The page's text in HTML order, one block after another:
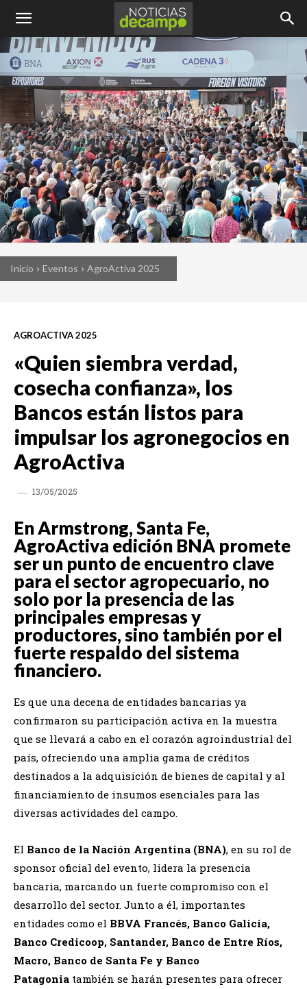
Inicio Eventos AgroActiva 2025
AGROACTIVA 2025
«Quien siembra verdad,
cosecha confianza», los
Bancos están listos para
impulsar los agronegocios en
AgroActiva
13/05/2025
En Armstrong, Santa Fe,
AgroActiva edición BNA promete
ser un punto de encuentro clave
para el sector agropecuario, no
solo por la presencia de las
principales empresas y
productores, sino también por el
fuerte respaldo del sistema
financiero.
Es que una decena de entidades bancarias ya
confirmaron su participación activa en la muestra
que se llevará a cabo en el corazón agroindustrial del
país, ofreciendo una amplia gama de créditos
destinados a la adquisición de bienes de capital y al
financiamiento de insumos esenciales para las
diversas actividades del campo.
El Banco de la Nación Argentina (BNA), en su rol de
sponsor oficial del evento, lidera la presencia
bancaria, marcando un fuerte compromiso con el
desarrollo del sector. Junto a él, importantes
entidades como el BBVA Francés, Banco Galicia,
Banco Credicoop, Santander, Banco de Entre Ríos,
Macro, Banco de Santa Fe y Banco
Patagonia también se harán presentes para ofrecer